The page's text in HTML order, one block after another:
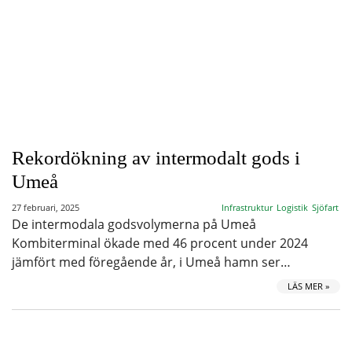
Rekordökning av intermodalt gods i
Umeå
27 februari, 2025 Infrastruktur Logistik Sjöfart
De intermodala godsvolymerna på Umeå
Kombiterminal ökade med 46 procent under 2024
jämfört med föregående år, i Umeå hamn ser…
LÄS MER »